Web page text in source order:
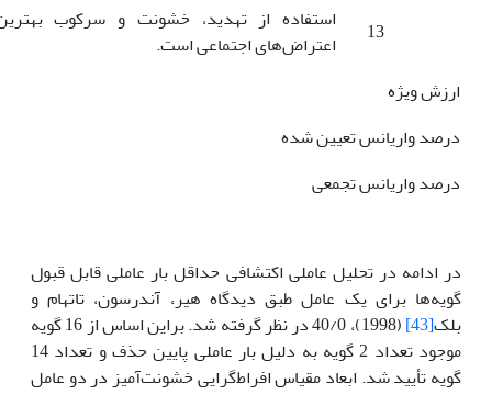
13
استفاده از تهدید، خشونت و سرکوب
اعتراض‌های اجتماعی است.
ارزش ویژه
درصد واریانس تعیین شده
درصد واریانس تجمعی
در ادامه در تحلیل عاملی اکتشافی حداقل بار عاملی قابل قبول
گویه‌ها برای یک عامل طبق دیدگاه هیر، آندرسون، تاتهام و
بلک[43]
(1998)، 40/0 در نظر گرفته شد. براین اساس از 16 گویه
موجود تعداد 2 گویه به دلیل بار عاملی پایین حذف و تعداد 14
گویه تأیید شد. ابعاد مقیاس افراط‌گرایی خشونت‌آمیز در دو عامل